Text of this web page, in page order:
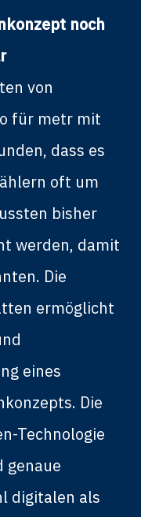
noch
von
für metr mit
dass es
oft um
bisher
werden, damit
Die
ermöglicht
eines
Die
Technologie
genaue
digitalen als